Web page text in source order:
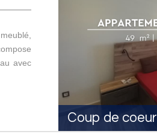
Coup de coeur
avec